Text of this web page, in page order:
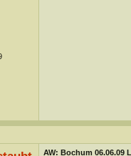
AW: Bochum 06.06.09